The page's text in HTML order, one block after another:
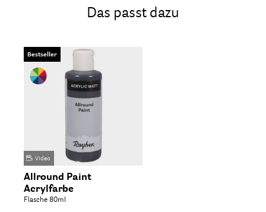
Das passt dazu
Bestseller
Video
Allround Paint
Acrylfarbe
Flasche 80ml